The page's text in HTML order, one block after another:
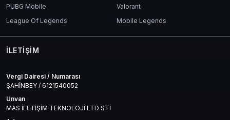
PUBG Mobile
Valorant
League Of Legends
Mobile Legends
İLETIŞIM
Vergi Dairesi / Numarası
ŞAHİNBEY / 6121540052
Unvan
MAS İLETİŞİM TEKNOLOJİ LTD STİ